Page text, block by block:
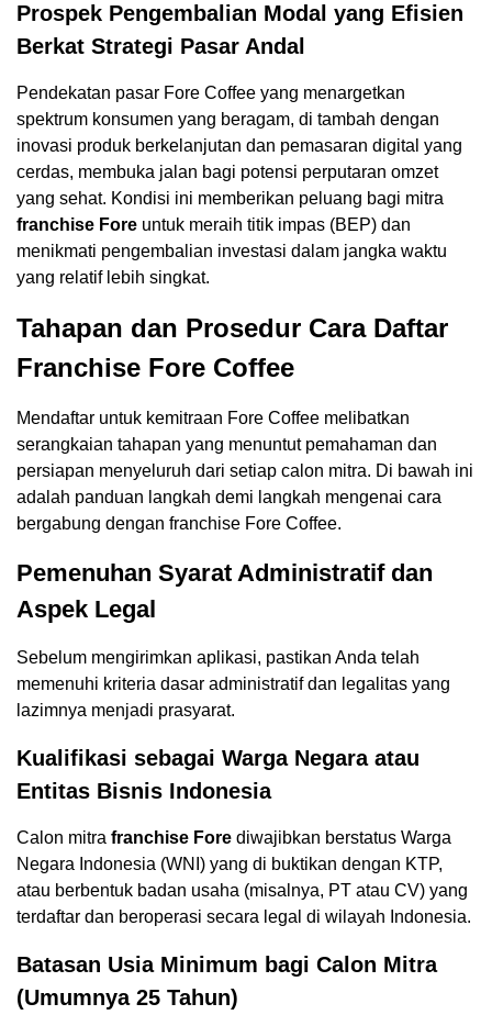
Prospek Pengembalian Modal yang Efisien
Berkat Strategi Pasar Andal
Pendekatan pasar Fore Coffee yang menargetkan
spektrum konsumen yang beragam, di tambah dengan
inovasi produk berkelanjutan dan pemasaran digital yang
cerdas, membuka jalan bagi potensi perputaran omzet
yang sehat. Kondisi ini memberikan peluang bagi mitra
franchise Fore untuk meraih titik impas (BEP) dan
menikmati pengembalian investasi dalam jangka waktu
yang relatif lebih singkat.
Tahapan dan Prosedur Cara Daftar
Franchise Fore Coffee
Mendaftar untuk kemitraan Fore Coffee melibatkan
serangkaian tahapan yang menuntut pemahaman dan
persiapan menyeluruh dari setiap calon mitra. Di bawah ini
adalah panduan langkah demi langkah mengenai cara
bergabung dengan franchise Fore Coffee.
Pemenuhan Syarat Administratif dan
Aspek Legal
Sebelum mengirimkan aplikasi, pastikan Anda telah
memenuhi kriteria dasar administratif dan legalitas yang
lazimnya menjadi prasyarat.
Kualifikasi sebagai Warga Negara atau
Entitas Bisnis Indonesia
Calon mitra franchise Fore diwajibkan berstatus Warga
Negara Indonesia (WNI) yang di buktikan dengan KTP,
atau berbentuk badan usaha (misalnya, PT atau CV) yang
terdaftar dan beroperasi secara legal di wilayah Indonesia.
Batasan Usia Minimum bagi Calon Mitra
(Umumnya 25 Tahun)